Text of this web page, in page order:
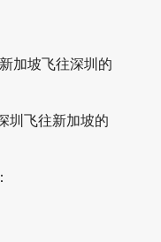
加坡飞往深圳的
飞往新加坡的